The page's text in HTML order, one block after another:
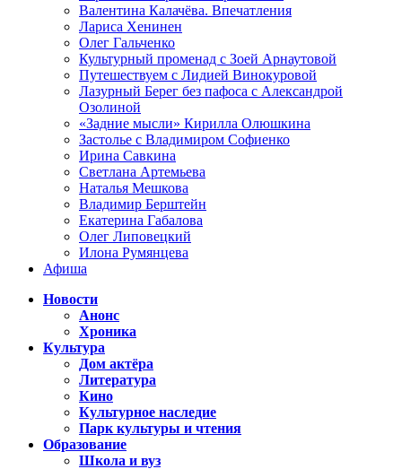
Валентина Калачёва. Впечатления
Лариса Хенинен
Олег Гальченко
Культурный променад с Зоей Арнаутовой
Путешествуем с Лидией Винокуровой
Лазурный Берег без пафоса с Александрой
Озолиной
«Задние мысли» Кирилла Олюшкина
Застолье с Владимиром Софиенко
Ирина Савкина
Светлана Артемьева
Наталья Мешкова
Владимир Берштейн
Екатерина Габалова
Олег Липовецкий
Илона Румянцева
Афиша
Новости
Анонс
Хроника
Культура
Дом актёра
Литература
Кино
Культурное наследие
Парк культуры и чтения
Образование
Школа и вуз